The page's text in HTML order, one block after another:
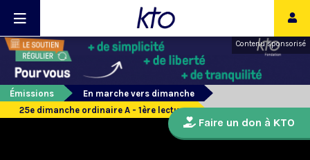
Contenu sponsorisé
Émissions
En marche vers dimanche
25e dimanche ordinaire A - 1ère lecture
Faire un don à KTO